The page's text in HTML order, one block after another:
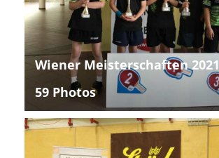
Wiener Meisterschaften 2021
59 Photos